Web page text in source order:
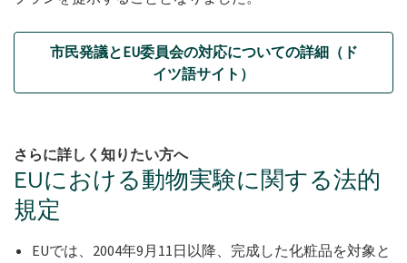
市民発議とEU委員会の対応についての詳細（ド
イツ語サイト）
さらに詳しく知りたい方へ
EUにおける動物実験に関する法的
規定
EUでは、2004年9月11日以降、完成した化粧品を対象と